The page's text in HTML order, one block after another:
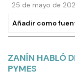
25 de mayo de
Añadir como
ZANÍN HABLÓ
PYMES